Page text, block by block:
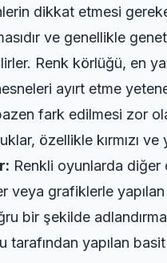
dikkat etmesi
ve genellikle
Renk körlüğü, en
ayırt etme
fark edilmesi zor
özellikle kırmızı
Renkli oyunlarda
veya grafiklerle
bir şekilde
yapılan